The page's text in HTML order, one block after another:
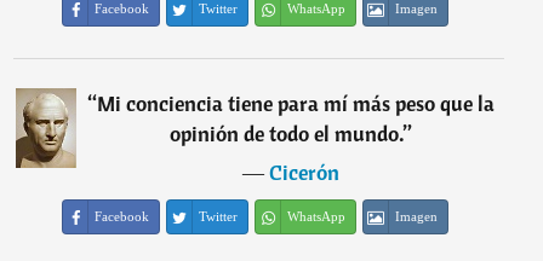
Facebook Twitter WhatsApp Imagen
“Mi conciencia tiene para mí más peso que la
opinión de todo el mundo.”
―Cicerón
Facebook Twitter WhatsApp Imagen